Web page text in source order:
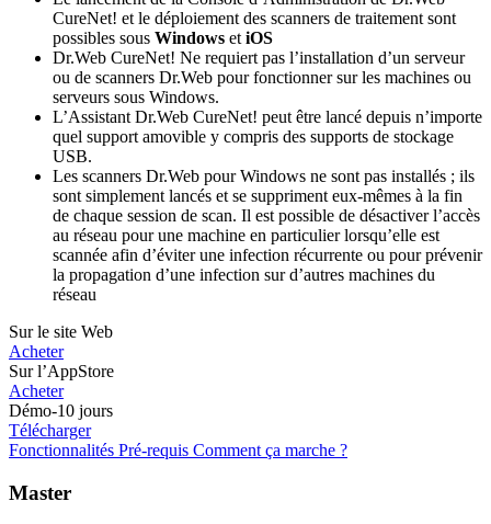
CureNet! et le déploiement des scanners de traitement sont
possibles sous Windows et iOS
Dr.Web CureNet! Ne requiert pas l’installation d’un serveur
ou de scanners Dr.Web pour fonctionner sur les machines ou
serveurs sous Windows.
L’Assistant Dr.Web CureNet! peut être lancé depuis n’importe
quel support amovible y compris des supports de stockage
USB.
Les scanners Dr.Web pour Windows ne sont pas installés ; ils
sont simplement lancés et se suppriment eux-mêmes à la fin
de chaque session de scan. Il est possible de désactiver l’accès
au réseau pour une machine en particulier lorsqu’elle est
scannée afin d’éviter une infection récurrente ou pour prévenir
la propagation d’une infection sur d’autres machines du
réseau
Sur le site Web
Acheter
Sur l’AppStore
Acheter
Démo-10 jours
Télécharger
Fonctionnalités Pré-requis Comment ça marche ?
Master